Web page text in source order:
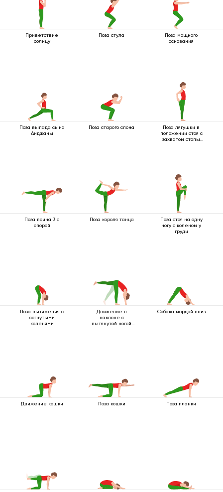
Приветствие
солнцу
Поза стула
Поза мощного
основания
Поза выпада сына
Анджаны
Поза старого слона
Поза лягушки в
положении стоя с
захватом стопы
Поза воина 3 с
опорой
Поза короля танца
Поза стоя на одну
ногу с коленом у
груди
Поза вытяжения с
согнутыми
коленями
Движение в
наклоне с
вытянутой ногой
Собака мордой вниз
Движение кошки Поза кошки Поза планки